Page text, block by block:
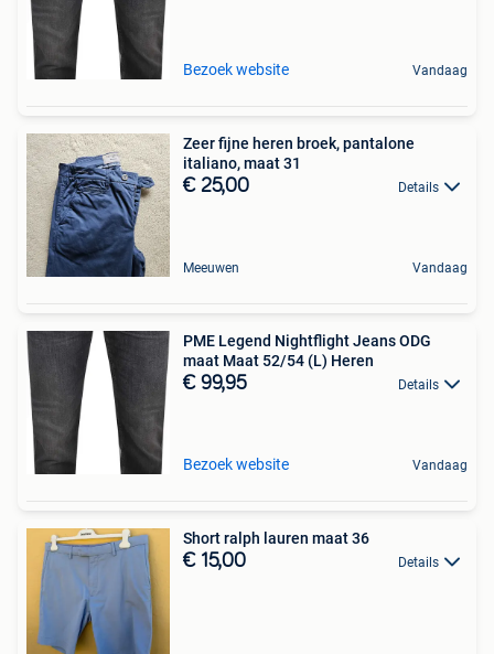
Bezoek website Vandaag
Zeer fijne heren broek, pantalone
italiano, maat 31
€ 25,00 Details
Meeuwen Vandaag
PME Legend Nightflight Jeans ODG
maat Maat 52/54 (L) Heren
€ 99,95 Details
Bezoek website Vandaag
Short ralph lauren maat 36
€ 15,00 Details